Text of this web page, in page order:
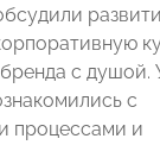
с душой.
с
процессами и